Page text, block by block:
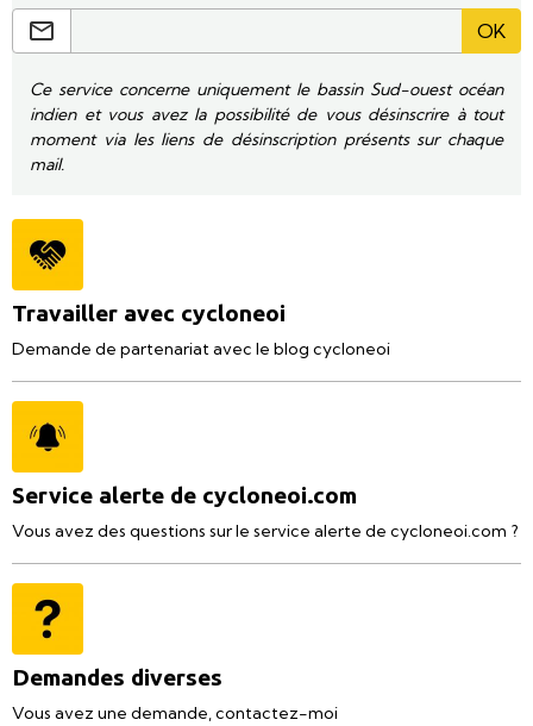
OK
Ce service concerne uniquement le bassin Sud-ouest océan
indien et vous avez la possibilité de vous désinscrire à tout
moment via les liens de désinscription présents sur chaque
mail.
Travailler avec cycloneoi
Demande de partenariat avec le blog cycloneoi
Service alerte de cycloneoi.com
Vous avez des questions sur le service alerte de cycloneoi.com ?
Demandes diverses
Vous avez une demande, contactez-moi